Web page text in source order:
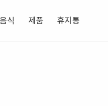
식 제품 휴지통